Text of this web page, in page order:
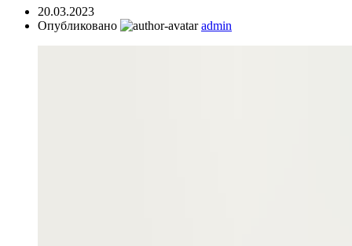
20.03.2023
Опубликовано
admin